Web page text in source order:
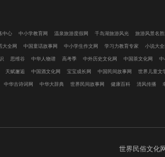
中心 中小学教育网 温泉旅游度假网 千岛湖旅游风光 旅游风景名胜
大全网 中国童话故事网 中小学生作文网 学习力教育专家 小说大全
思维谷 中华人物谱 高考季 中外历史文化网 中国茶文化网 中
天赋邂逅 中国酒文化网 宝宝成长网 中国民间故事网 世界儿童文
中华古诗词网 中华大辞典 世界民间故事网 健康百科 清风传播
世界民俗文化